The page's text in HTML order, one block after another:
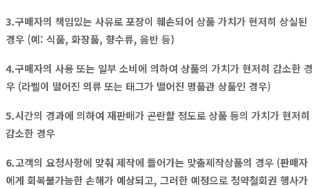
3.구매자의 책임있는 사유로 포장이 훼손되어 상품 가치가 현저히 상실된
경우 (예: 식품, 화장품, 향수류, 음반 등)
4.구매자의 사용 또는 일부 소비에 의하여 상품의 가치가 현저히 감소한 경
우 (라벨이 떨어진 의류 또는 태그가 떨어진 명품관 상품인 경우)
5.시간의 경과에 의하여 재판매가 곤란할 정도로 상품 등의 가치가 현저히
감소한 경우
6.고객의 요청사항에 맞춰 제작에 들어가는 맞춤제작상품의 경우 (판매자
에게 회복불가능한 손해가 예상되고, 그러한 예정으로 청약철회권 행사가